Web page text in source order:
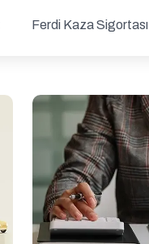
Ferdi Kaza Sigortası